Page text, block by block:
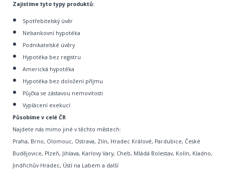
Zajistíme tyto typy produktů:
Spotřebitelský úvěr
Nebankovní hypotéka
Podnikatelské úvěry
Hypotéka bez registru
Americká hypotéka
Hypotéka bez doložení příjmu
Půjčka se zástavou nemovitosti
Vyplácení exekucí
Působíme v celé ČR
Najdete nás mimo jiné v těchto městech:
Praha, Brno, Olomouc, Ostrava, Zlín, Hradec Králové, Pardubice, České
Budějovice, Plzeň, Jihlava, Karlovy Vary, Cheb, Mládá Bolestav, Kolín, Kladno,
Jindřichův Hradec, Ústí na Labem a další